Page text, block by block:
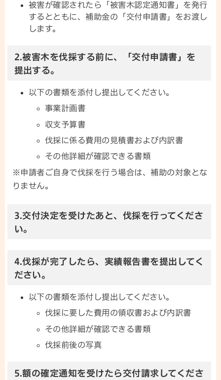
被害が確認されたら「被害木認定通知書」を発行
するとともに、補助金の「交付申請書」をお渡し
します。
2.被害木を伐採する前に、「交付申請書」を
提出する。
以下の書類を添付し提出してください。
事業計画書
収支予算書
伐採に係る費用の見積書および内訳書
その他詳細が確認できる書類
※申請者ご自身で伐採を行う場合は、補助の対象とな
りません。
3.交付決定を受けたあと、伐採を行ってくださ
い。
4.伐採が完了したら、実績報告書を提出してく
ださい。
以下の書類を添付し提出してください。
伐採に要した費用の領収書および内訳書
その他詳細が確認できる書類
伐採前後の写真
5.額の確定通知を受けたら交付請求してくださ